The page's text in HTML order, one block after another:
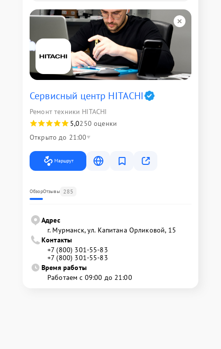
Сервисный центр HITACHI
Ремонт техники HITACHI
5,0250 оценки
Открыто до 21:00
Маршрут
ОбзорОтзывы 285
Адрес
г. Мурманск, ул. Капитана Орликовой, 15
Контакты
+7 (800) 301-55-83
+7 (800) 301-55-83
Время работы
Работаем с 09:00 до 21:00